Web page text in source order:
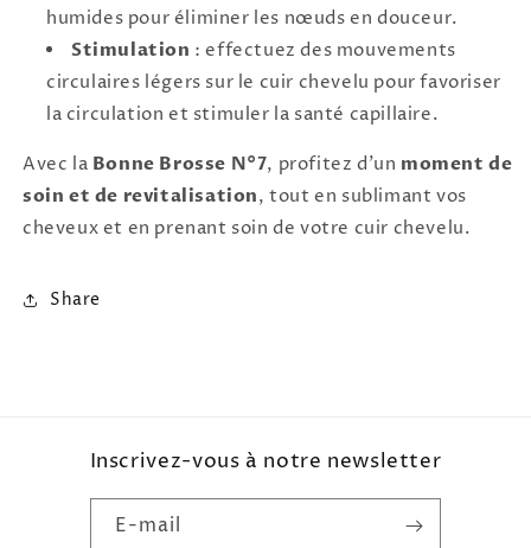
humides pour éliminer les nœuds en douceur.
Stimulation : effectuez des mouvements
circulaires légers sur le cuir chevelu pour favoriser
la circulation et stimuler la santé capillaire.
Avec la Bonne Brosse N°7, profitez d’un moment de
soin et de revitalisation, tout en sublimant vos
cheveux et en prenant soin de votre cuir chevelu.
Share
Inscrivez-vous à notre newsletter
E-mail